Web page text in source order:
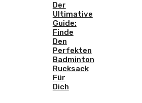
Der
Ultimative
Guide:
Finde
Den
Perfekten
Badminton
Rucksack
Für
Dich